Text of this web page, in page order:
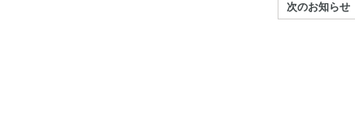
次のお知らせ